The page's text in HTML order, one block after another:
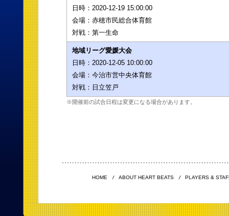
日時： 2020-12-19 15:00:00
会場： 赤穂市民総合体育館
対戦： 第一生命
地域リーグ愛媛大会
日時： 2020-12-05 10:00:00
会場： 今治市営中央体育館
対戦： 日立笠戸
※開催前の試合日程は変更になる場合があります。
HOME ABOUT HEART BEATS PLAYERS &